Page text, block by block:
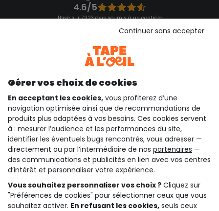
4.6/5
Basé sur 7 323 avis soumis à un contrôle
Consulter les CGU
qui sommes-nous ?
besoin d'aide ?
le club fidélité
notre catalogue
Gérer vos choix de cookies
En acceptant les cookies, vous profiterez d’une
navigation optimisée ainsi que de recommandations de
produits plus adaptées à vos besoins. Ces cookies servent
à : mesurer l’audience et les performances du site,
identifier les éventuels bugs rencontrés, vous adresser —
directement ou par l’intermédiaire de nos partenaires —
des communications et publicités en lien avec vos centres
d’intérêt et personnaliser votre expérience.
Vous souhaitez personnaliser vos choix ? Cliquez sur
"Préférences de cookies" pour sélectionner ceux que vous
souhaitez activer. En refusant les cookies, seuls ceux
Continuer sans accepter